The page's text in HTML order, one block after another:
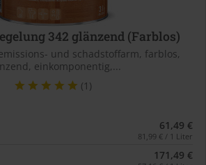
342 glänzend (Farblos)
und schadstoffarm, farblos,
einkomponentig,...
(1)
61,49 €
81,99 € / 1 Liter
171,49 €